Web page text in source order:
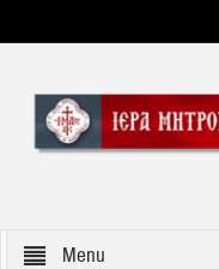
Menu